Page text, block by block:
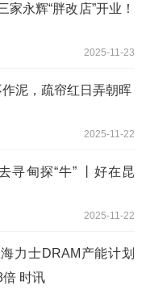
永辉“胖改店”开业！
2025-11-23
泥，疏帘红日弄朝晖
2025-11-22
寻甸探“牛” 丨好在昆
2025-11-22
力士DRAM产能计划
时讯